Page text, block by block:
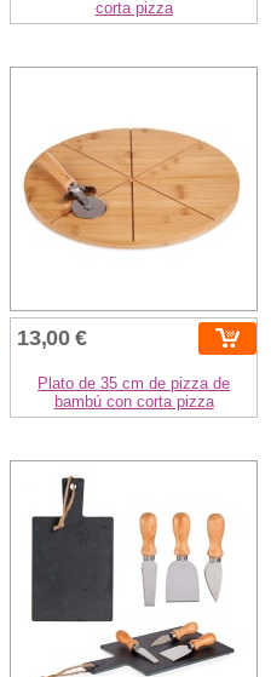
corta pizza
13,00 €
Plato de 35 cm de pizza de
bambú con corta pizza